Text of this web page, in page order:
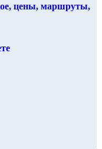
цены, маршруты,